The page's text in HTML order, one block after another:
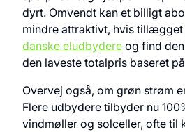
dyrt. Omvendt kan et billigt
mindre attraktivt, hvis tillægget
danske eludbydere og find
den laveste totalpris baseret
Overvej også, om grøn strøm
Flere udbydere tilbyder nu
vindmøller og solceller, ofte til